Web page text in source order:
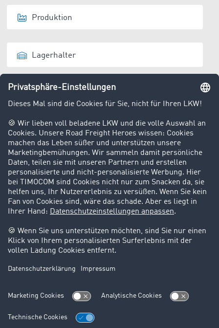
Produktion
Lagerhalter
Entsorger
Privatperson
+49 211 88 26 88 26
+49 211 88 26 53 00
salessupport@timocom.com